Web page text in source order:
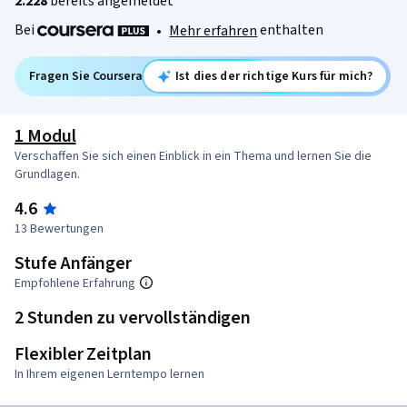
Bei
• Mehr erfahrenenthalten
Fragen Sie Coursera Ist dies der richtige Kurs für mich?
1 Modul
Verschaffen Sie sich einen Einblick in ein Thema und lernen Sie die
Grundlagen.
4.6
13 Bewertungen
Stufe Anfänger
Empfohlene Erfahrung
2 Stunden zu vervollständigen
Flexibler Zeitplan
In Ihrem eigenen Lerntempo lernen